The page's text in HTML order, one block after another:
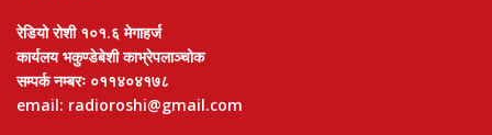
रेडियो रोशी १०१.६ मेगाहर्ज
कार्यलय भकुण्डेबेशी काभ्रेपलाञ्चोक
सम्पर्क नम्बरः ०११४०४१७८
email: radioroshi@gmail.com